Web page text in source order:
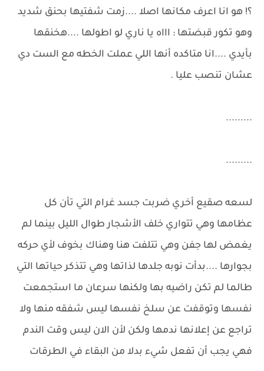
؟! هو انا اعرف مكانها اصلا ....زمت شفتيها بحنق شديد
وهو تكور قبضتها : اااه يا ناري لو اطولها ....هخنقها
بأيدي ....انا متاكده أنها اللي عملت الخطه مع الست دي
عشان تنصب عليا .
.........
.........
لسعه صقيع أخري ضربت جسد غرام التي تأن كل
عظامها وهي تتواري خلف الأشجار طوال الليل بينما لم
يغمض لها جفن وهي تتلفت هنا وهناك بخوف لأي حركه
بجوارها ....بدأت نوبه جلدها لذاتها وهي تتذكر حياتها التي
طالما لم تكن راضيه بها ولكنها سرعان ما استجمعت
نفسها وتوقفت عن سلخ نفسها ليس شفقه منها ولا
تراجع عن إعلانها ندمها ولكن لأن الان ليس وقت الندم
فهي يجب أن تفعل شيء بدلا من البقاء في الطرقات